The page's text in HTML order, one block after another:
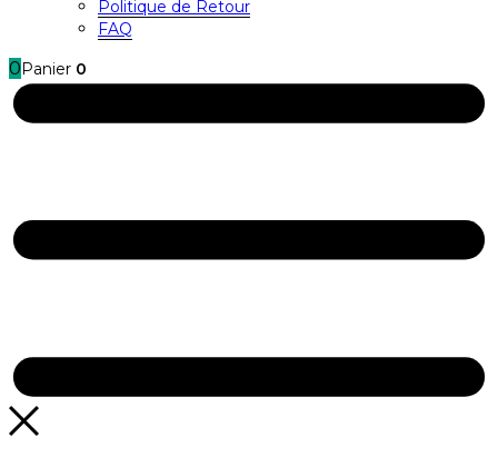
Politique de Retour
FAQ
0 Panier 0